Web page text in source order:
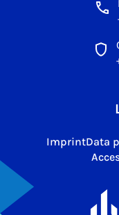
ImprintData